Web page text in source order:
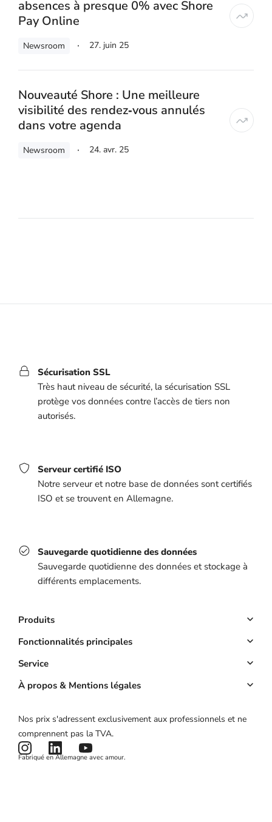
absences à presque 0% avec Shore
Pay Online
Newsroom 27. juin 25
Nouveauté Shore : Une meilleure
visibilité des rendez‑vous annulés
dans votre agenda
Newsroom 24. avr. 25
Sécurisation SSL
Très haut niveau de sécurité, la sécurisation SSL
protège vos données contre l’accès de tiers non
autorisés.
Serveur certifié ISO
Notre serveur et notre base de données sont certifiés
ISO et se trouvent en Allemagne.
Sauvegarde quotidienne des données
Sauvegarde quotidienne des données et stockage à
différents emplacements.
Produits
Logiciel Reservation
Site web
Application
Fonctionnalités principales
Réservation en ligne
Acomptes
Campagnes marketing
Service
Compte clé
État du produit
Actualités et articles
À propos & Mentions légales
Mentions légales
Conditions générales
Nos prix s'adressent exclusivement aux professionnels et ne
comprennent pas la TVA.
Fabriqué en Allemagne avec amour.